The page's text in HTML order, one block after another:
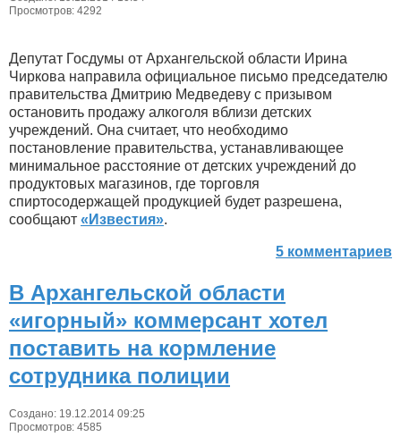
Просмотров: 4292
Депутат Госдумы от Архангельской области Ирина
Чиркова направила официальное письмо председателю
правительства Дмитрию Медведеву с призывом
остановить продажу алкоголя вблизи детских
учреждений. Она считает, что необходимо
постановление правительства, устанавливающее
минимальное расстояние от детских учреждений до
продуктовых магазинов, где торговля
спиртосодержащей продукцией будет разрешена,
сообщают «Известия».
5 комментариев
В Архангельской области
«игорный» коммерсант хотел
поставить на кормление
сотрудника полиции
Создано: 19.12.2014 09:25
Просмотров: 4585